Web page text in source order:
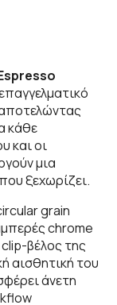
κάθε
και οι
μια
ξεχωρίζει.
grain
chrome
βέλος της
αισθητική του
άνετη